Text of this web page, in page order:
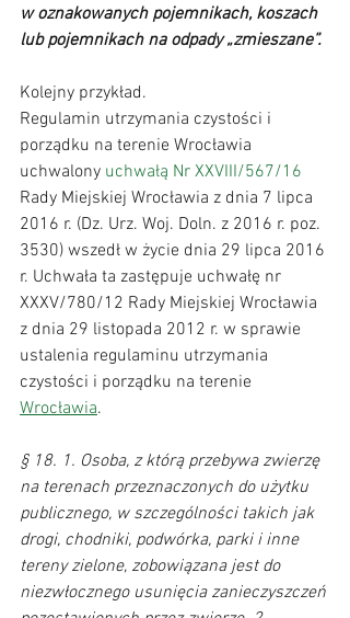
w oznakowanych pojemnikach, koszach
lub pojemnikach na odpady „zmieszane”.
Kolejny przykład.
Regulamin utrzymania czystości i
porządku na terenie Wrocławia
uchwalony uchwałą Nr XXVIII/567/16
Rady Miejskiej Wrocławia z dnia 7 lipca
2016 r. (Dz. Urz. Woj. Doln. z 2016 r. poz.
3530) wszedł w życie dnia 29 lipca 2016
r. Uchwała ta zastępuje uchwałę nr
XXXV/780/12 Rady Miejskiej Wrocławia
z dnia 29 listopada 2012 r. w sprawie
ustalenia regulaminu utrzymania
czystości i porządku na terenie
Wrocławia.
§ 18. 1. Osoba, z którą przebywa zwierzę
na terenach przeznaczonych do użytku
publicznego, w szczególności takich jak
drogi, chodniki, podwórka, parki i inne
tereny zielone, zobowiązana jest do
niezwłocznego usunięcia zanieczyszczeń